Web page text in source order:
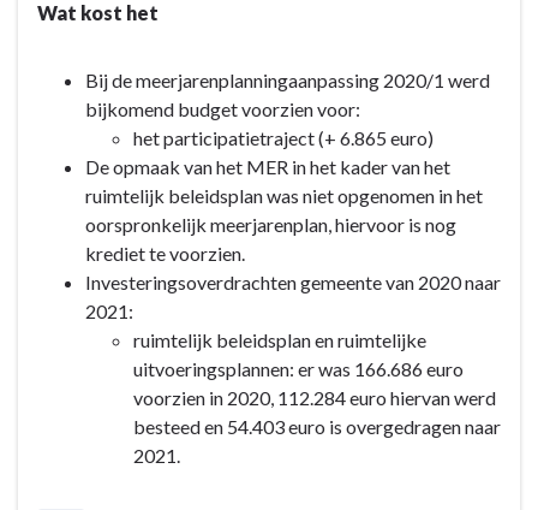
Wat kost het
Bij de meerjarenplanningaanpassing 2020/1 werd
bijkomend budget voorzien voor:
het participatietraject (+ 6.865 euro)
De opmaak van het MER in het kader van het
ruimtelijk beleidsplan was niet opgenomen in het
oorspronkelijk meerjarenplan, hiervoor is nog
krediet te voorzien.
Investeringsoverdrachten gemeente van 2020 naar
2021:
ruimtelijk beleidsplan en ruimtelijke
uitvoeringsplannen: er was 166.686 euro
voorzien in 2020, 112.284 euro hiervan werd
besteed en 54.403 euro is overgedragen naar
2021.